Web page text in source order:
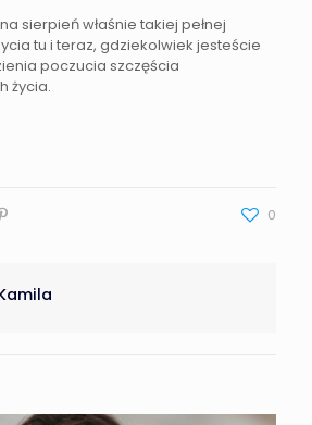
sierpień właśnie takiej pełnej
tu i teraz, gdziekolwiek jesteście
poczucia szczęścia
życia.
0